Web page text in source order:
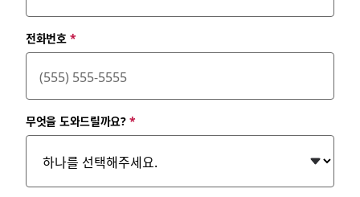
전화번호*
무엇을 도와드릴까요?*